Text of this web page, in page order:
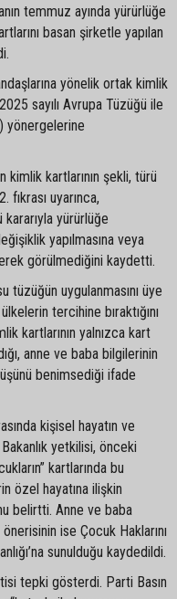
temmuz ayında yürürlüğe
basan şirketle yapılan
yönelik ortak kimlik
sayılı Avrupa Tüzüğü ile
yönergelerine
kimlik kartlarının şekli, türü
uyarınca,
kararıyla yürürlüğe
yapılmasına veya
görülmediğini kaydetti.
tüzüğün uygulanmasını üye
tercihine bıraktığını
kartlarının yalnızca kart
anne ve baba bilgilerinin
benimsediği ifade
kişisel hayatın ve
yetkilisi, önceki
kartlarında bu
özel hayatına ilişkin
belirtti. Anne ve baba
ise Çocuk Haklarını
sunulduğu kaydedildi.
tepki gösterdi. Parti Basın